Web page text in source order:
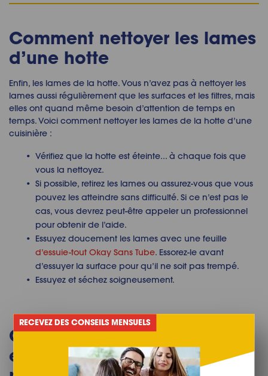
Comment nettoyer les lames
d’une hotte
Enfin, les lames de la hotte. Vous n’avez pas à nettoyer les
lames aussi régulièrement que les surfaces et les filtres, mais
elles ont quand même besoin d’attention de temps en
temps. Voici comment nettoyer les lames de la hotte d’une
cuisinière :
Vérifiez que la hotte est éteinte... à chaque fois que
vous la nettoyez.
Si possible, retirez les lames ou assurez-vous que vous
pouvez les atteindre sans difficulté. Si ce n’est pas le
cas, vous devrez peut-être appeler un professionnel
pour obtenir de l’aide.
Essuyez doucement les lames avec une feuille
d’essuie-tout Okay Sans Tube. Essorez-le avant
d’essuyer la surface pour qu’il ne soit pas trempé.
Essuyez et séchez soigneusement.
Conseils pour garder le filtre
et le capot de la hotte
RECEVEZ DES CONSEILS MENSUELS